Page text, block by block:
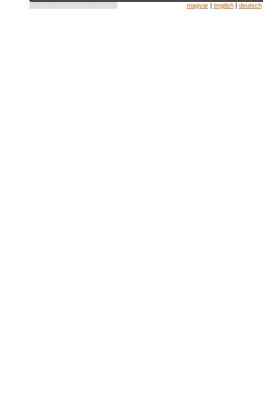
magyar| english| deutsch